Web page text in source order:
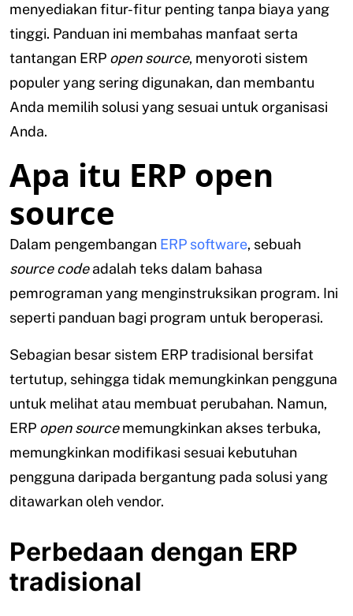
menyediakan fitur-fitur penting tanpa biaya yang
tinggi. Panduan ini membahas manfaat serta
tantangan ERP open source, menyoroti sistem
populer yang sering digunakan, dan membantu
Anda memilih solusi yang sesuai untuk organisasi
Anda.
Apa itu ERP open
source
Dalam pengembangan ERP software, sebuah
source codeadalah teks dalam bahasa
pemrograman yang menginstruksikan program. Ini
seperti panduan bagi program untuk beroperasi.
Sebagian besar sistem ERP tradisional bersifat
tertutup, sehingga tidak memungkinkan pengguna
untuk melihat atau membuat perubahan. Namun,
ERP open sourcememungkinkan akses terbuka,
memungkinkan modifikasi sesuai kebutuhan
pengguna daripada bergantung pada solusi yang
ditawarkan oleh vendor.
Perbedaan dengan ERP
tradisional